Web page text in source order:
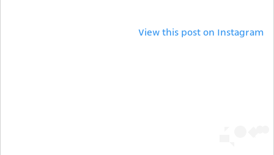
View this post on Instagram